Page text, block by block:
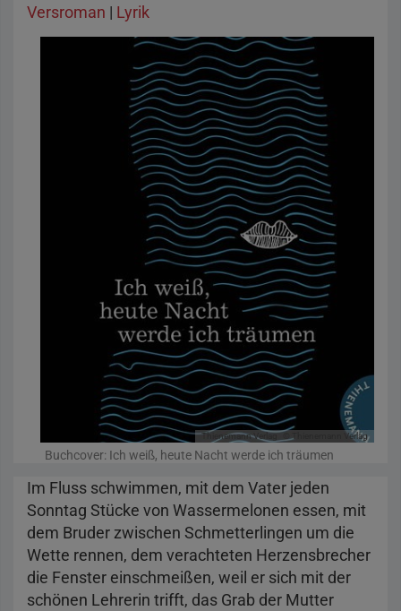
Versroman | Lyrik
Thienemann Verlag © Thienemann Verlag
Buchcover: Ich weiß, heute Nacht werde ich träumen
Im Fluss schwimmen, mit dem Vater jeden
Sonntag Stücke von Wassermelonen essen, mit
dem Bruder zwischen Schmetterlingen um die
Wette rennen, dem verachteten Herzensbrecher
die Fenster einschmeißen, weil er sich mit der
schönen Lehrerin trifft, das Grab der Mutter